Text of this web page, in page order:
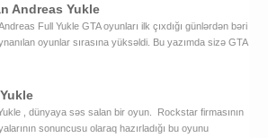
Andreas Yukle
Full Yukle GTA oyunları ilk çıxdığı günlərdən bəri
oyunlar sırasına yüksəldi. Bu yazımda sizə GTA
, dünyaya səs salan bir oyun. Rockstar firmasının
sonuncusu olaraq hazırladığı bu oyunu